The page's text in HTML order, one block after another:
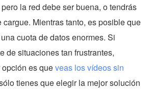
la red debe ser buena, o tendrás
cargue. Mientras tanto, es posible que
cuota de datos enormes. Si
de situaciones tan frustrantes,
opción es queveas los vídeos sin
tienes que elegir la mejor solución